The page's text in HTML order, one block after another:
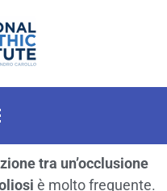
tra un’occlusione
è molto frequente.